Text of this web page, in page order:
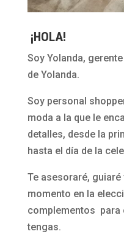
¡HOLA!
Soy Yolanda,
de Yolanda.
Soy personal
moda a la que le
detalles, desde la
hasta el día de la
Te asesoraré, guiaré
momento en la
complementos para
tengas.